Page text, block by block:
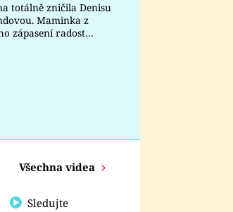
Sledujte nás
totálně zničila Denisu
Maminka z
zápasení radost
Všechna videa
Sledujte